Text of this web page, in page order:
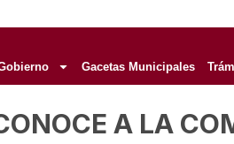
Gacetas Municipales
A LA